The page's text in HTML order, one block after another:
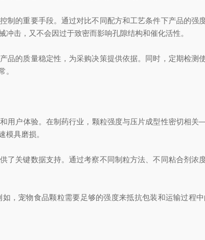
的重要手段。通过对比不同配方和工艺条件下产品的强
击，又不会因过于致密而影响孔隙结构和催化活性。
的质量稳定性，为采购决策提供依据。同时，定期检测
。
户体验。在制药行业，颗粒强度与压片成型性密切相
模具磨损。
关键数据支持。通过考察不同制粒方法、不同粘合剂浓
宠物食品颗粒需要足够的强度来抵抗包装和运输过程